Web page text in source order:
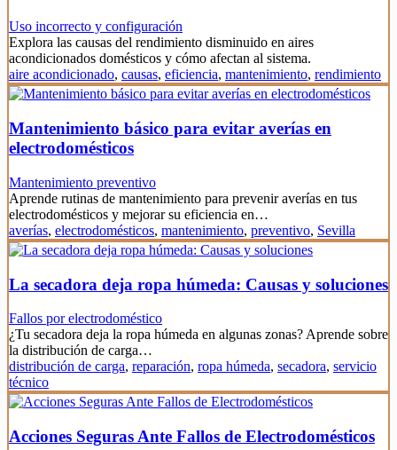
Uso incorrecto y configuración
Explora las causas del rendimiento disminuido en aires
acondicionados domésticos y cómo afectan al sistema.
aire acondicionado, causas, eficiencia, mantenimiento, rendimiento
Mantenimiento básico para evitar averías en
electrodomésticos
Mantenimiento preventivo
Aprende rutinas de mantenimiento para prevenir averías en tus
electrodomésticos y mejorar su eficiencia en…
averías, electrodomésticos, mantenimiento, preventivo, Sevilla
La secadora deja ropa húmeda: Causas y soluciones
Fallos por electrodoméstico
¿Tu secadora deja la ropa húmeda en algunas zonas? Aprende sobre
la distribución de carga…
distribución de carga, reparación, ropa húmeda, secadora, servicio
técnico
Acciones Seguras Ante Fallos de Electrodomésticos